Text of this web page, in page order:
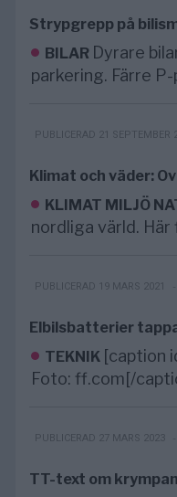
Strypgrepp på
BILAR Dyrare
parkering. Färre
PUBLICERAD 21 SEPTEMBER
Klimat och väder:
KLIMAT MILJÖ
nordliga värld. Här
PUBLICERAD 19 MARS 2021
Elbilsbatterier
TEKNIK [caption
Foto: ff.com[/
PUBLICERAD 27 MARS 2023
TT-text om